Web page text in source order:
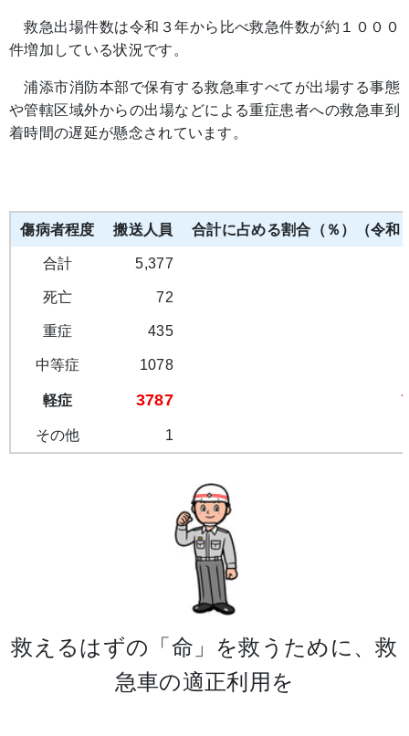
救急出場件数は令和３年から比べ救急件数が約１０００
件増加している状況です。
浦添市消防本部で保有する救急車すべてが出場する事態
や管轄区域外からの出場などによる重症患者への救急車到
着時間の遅延が懸念されています。
傷病者程度 搬送人員 合計に占める割合（％）（令和
合計 5,377
死亡 72
重症 435
中等症 1078
軽症 3787
その他 1
救えるはずの「命」を救うために、救
急車の適正利用を